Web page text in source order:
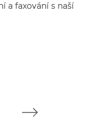
a faxování s naší